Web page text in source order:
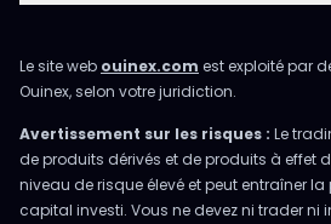
Le site web ouinex.com est exploité par
Ouinex, selon votre juridiction.
Avertissement sur les risques : Le
de produits dérivés et de produits à effet
niveau de risque élevé et peut entraîner
capital investi. Vous ne devez ni trader ni